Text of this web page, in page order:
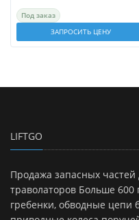
Под заказ
ЗАПРОСИТЬ ЦЕНУ
LIFTGO
Продажа запасных частей
траволаторов Больше
гребенки, обводные